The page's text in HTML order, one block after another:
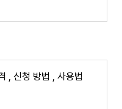
, 신청 방법 , 사용법